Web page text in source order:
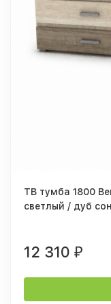
ТВ тумба 1800
светлый / дуб
12 310 ₽